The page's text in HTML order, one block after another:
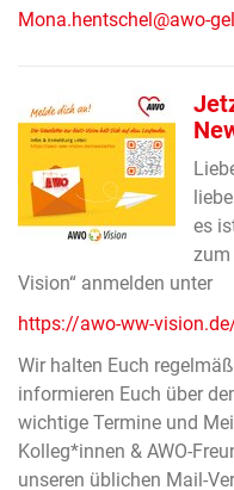
Mona.hentschel@awo-
es
zum
Vision“ anmelden unter
https://awo-ww-
Wir halten Euch
informieren Euch über
wichtige Termine und
Kolleg*innen & AWO-
unseren üblichen Mail-